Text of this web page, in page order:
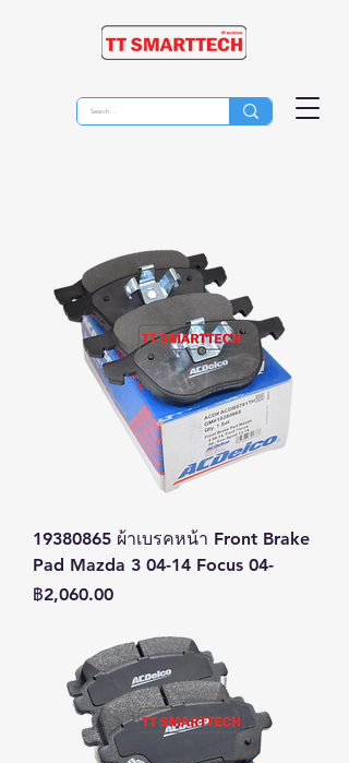
19380865 ผ้าเบรคหน้า Front Brake
Pad Mazda 3 04-14 Focus 04-
ราคา
฿2,060.00